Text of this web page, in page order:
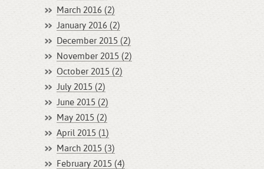
March 2016 (2)
January 2016 (2)
December 2015 (2)
November 2015 (2)
October 2015 (2)
July 2015 (2)
June 2015 (2)
May 2015 (2)
April 2015 (1)
March 2015 (3)
February 2015 (4)